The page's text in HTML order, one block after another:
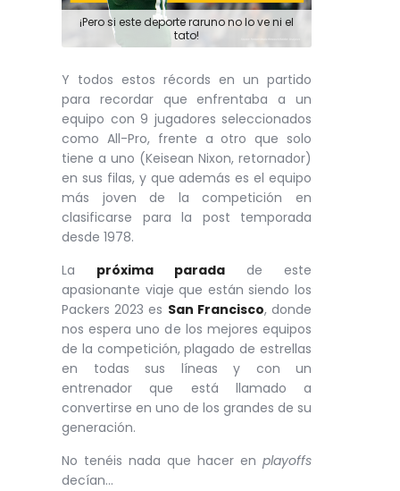
¡Pero si este deporte raruno no lo ve ni el
tato!
Y todos estos récords en un partido
para recordar que enfrentaba a un
equipo con 9 jugadores seleccionados
como All-Pro, frente a otro que solo
tiene a uno (Keisean Nixon, retornador)
en sus filas, y que además es el equipo
más joven de la competición en
clasificarse para la post temporada
desde 1978.
La próxima parada de este
apasionante viaje que están siendo los
Packers 2023 es San Francisco, donde
nos espera uno de los mejores equipos
de la competición, plagado de estrellas
en todas sus líneas y con un
entrenador que está llamado a
convertirse en uno de los grandes de su
generación.
No tenéis nada que hacer en playoffs
decían…